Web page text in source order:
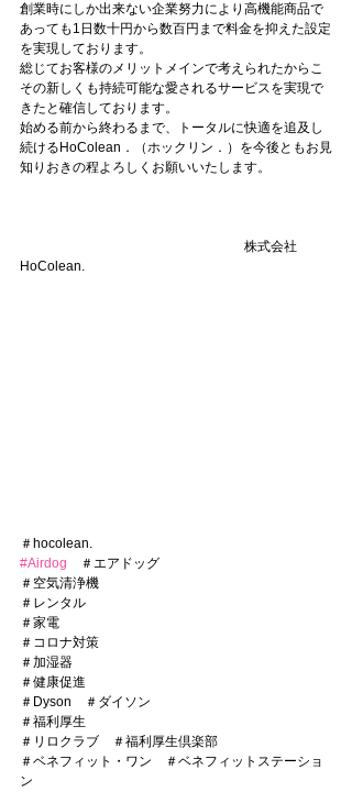
創業時にしか出来ない企業努力により高機能商品で
あっても1日数十円から数百円まで料金を抑えた設定
を実現しております。
総じてお客様のメリットメインで考えられたからこ
その新しくも持続可能な愛されるサービスを実現で
きたと確信しております。
始める前から終わるまで、トータルに快適を追及し
続けるHoColean．（ホックリン．）を今後ともお見
知りおきの程よろしくお願いいたします。
株式会社
HoColean.
＃hocolean.
#Airdog ＃エアドッグ
＃空気清浄機
＃レンタル
＃家電
＃コロナ対策
＃加湿器
＃健康促進
＃Dyson　＃ダイソン
＃福利厚生
＃リロクラブ　＃福利厚生倶楽部
＃ベネフィット・ワン　＃ベネフィットステーショ
ン